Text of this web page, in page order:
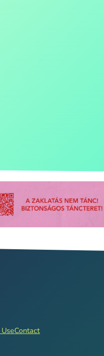
Contact